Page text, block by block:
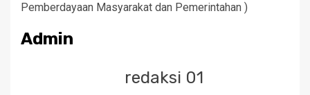
Pemberdayaan Masyarakat dan Pemerintahan )
Admin
redaksi 01